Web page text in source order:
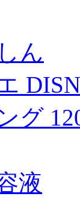
ん
グ
液